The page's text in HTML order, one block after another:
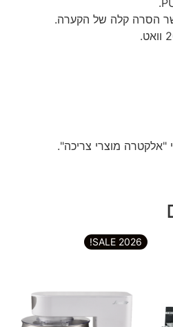
הסרה קלה של הקערה.
"אלקטרה מוצרי צריכה".
2026 SALE!